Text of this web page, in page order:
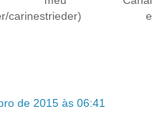
user/carinestrieder) e
de 2015 às 06:41